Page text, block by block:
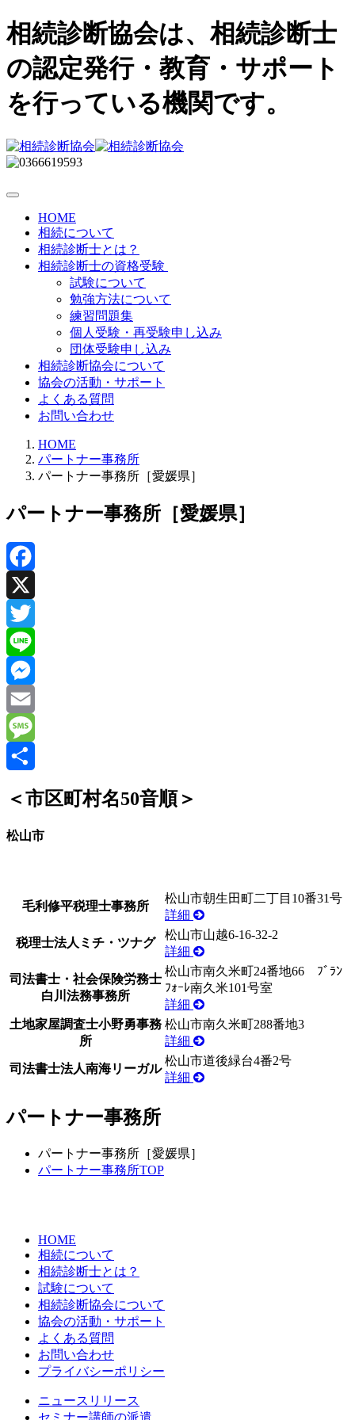
相続診断協会は、相続診断士
の認定発行・教育・サポート
を行っている機関です。
HOME
相続について
相続診断士とは？
相続診断士の資格受験
試験について
勉強方法について
練習問題集
個人受験・再受験申し込み
団体受験申し込み
相続診断協会について
協会の活動・サポート
よくある質問
お問い合わせ
HOME
パートナー事務所
パートナー事務所［愛媛県］
パートナー事務所［愛媛県］
Facebook
X
Twitter
Line
Messenger
Email
Message
＜市区町村名50音順＞
松山市
毛利修平税理士事務所
松山市朝生田町二丁目10番31号
詳細
税理士法人ミチ・ツナグ
松山市山越6-16-32-2
詳細
司法書士・社会保険労務士
白川法務事務所
松山市南久米町24番地66 ﾌﾞﾗﾝ
ﾌｫｰﾚ南久米101号室
詳細
土地家屋調査士小野勇事務
所
松山市南久米町288番地3
詳細
司法書士法人南海リーガル
松山市道後緑台4番2号
詳細
パートナー事務所
パートナー事務所［愛媛県］
パートナー事務所TOP
HOME
相続について
相続診断士とは？
試験について
相続診断協会について
協会の活動・サポート
よくある質問
お問い合わせ
プライバシーポリシー
ニュースリリース
セミナー講師の派遣